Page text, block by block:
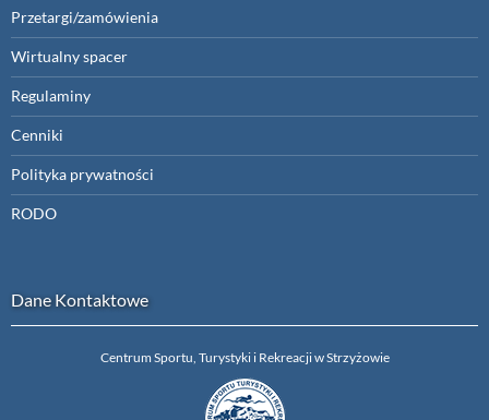
Przetargi/zamówienia
Wirtualny spacer
Regulaminy
Cenniki
Polityka prywatności
RODO
Dane Kontaktowe
Centrum Sportu, Turystyki i Rekreacji w Strzyżowie